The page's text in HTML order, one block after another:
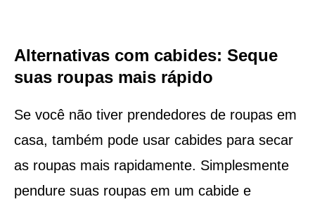
Alternativas com cabides: Seque
suas roupas mais rápido
Se você não tiver prendedores de roupas em
casa, também pode usar cabides para secar
as roupas mais rapidamente. Simplesmente
pendure suas roupas em um cabide e